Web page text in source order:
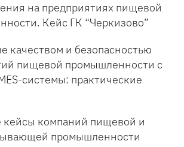
на предприятиях пищевой
Кейс ГК “Черкизово”
качеством и безопасностью
пищевой промышленности с
системы: практические
компаний пищевой и
промышленности